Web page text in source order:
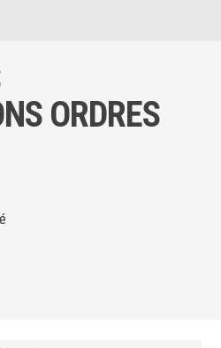
ORDRES